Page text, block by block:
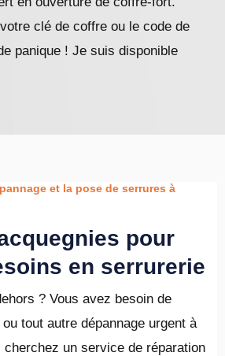
clé de coffre ou le code de
panique ! Je suis disponible
et la pose de serrures à
pour
en serrurerie
? Vous avez besoin de
tout autre dépannage urgent à
cherchez un service de réparation